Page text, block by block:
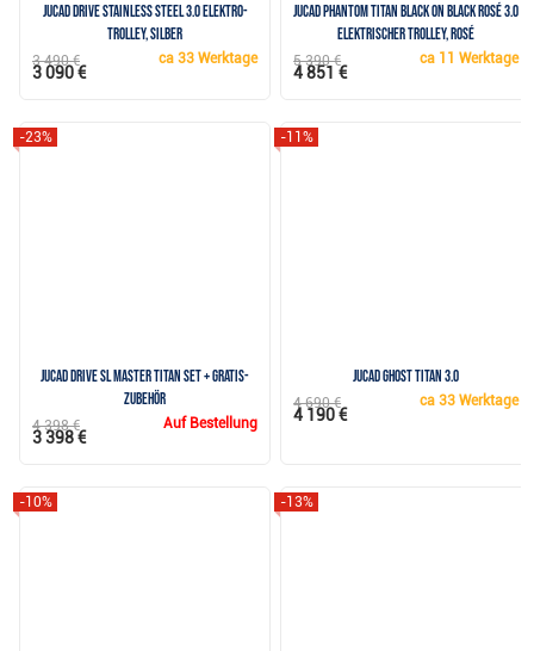
JuCad drive Stainless Steel 3.0 Elektro-
Trolley, silber
ca33 Werktage
3 490 €
3 090 €
JuCad Phantom Titan Black on Black Rosé 3.0
elektrischer Trolley, rosé
ca 11 Werktage
5 390 €
4 851 €
JuCad drive SL Master Titan SET + Gratis-
Zubehör
-23%
Auf Bestellung
4 398 €
3 398 €
JuCad Ghost Titan 3.0
-11%
ca33 Werktage
4 690 €
4 190 €
-10% -13%